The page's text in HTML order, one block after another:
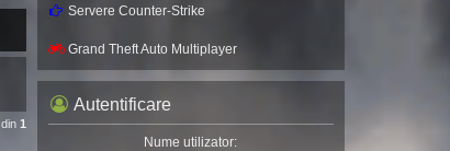
din 1
Servere Counter-Strike
Grand Theft Auto Multiplayer
Autentificare
Nume utilizator: